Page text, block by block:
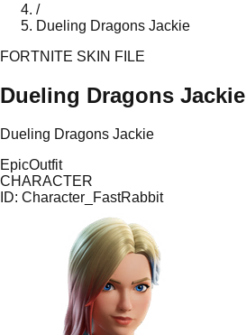
/
Dueling Dragons Jackie
FORTNITE SKIN FILE
Dueling Dragons Jackie
Dueling Dragons Jackie
EpicOutfit
CHARACTER
ID: Character_FastRabbit